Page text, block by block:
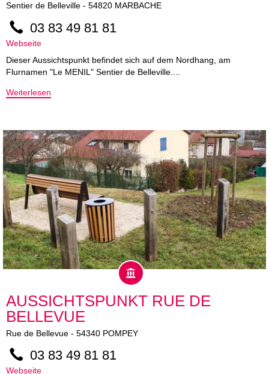
Sentier de Belleville - 54820 MARBACHE
03 83 49 81 81
Webseite
Dieser Aussichtspunkt befindet sich auf dem Nordhang, am
Flurnamen "Le MENIL" Sentier de Belleville....
Weiterlesen
AUSSICHTSPUNKT RUE DE
BELLEVUE
Rue de Bellevue - 54340 POMPEY
03 83 49 81 81
Webseite